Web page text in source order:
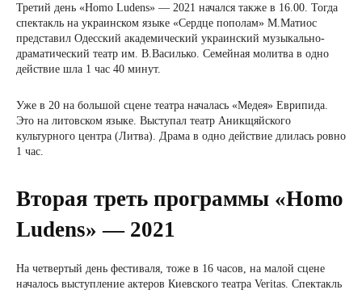
Третий день «Homo Ludens» — 2021 начался также в 16.00. Тогда
спектакль на украинском языке «Сердце пополам» М.Матиос
представил Одесский академический украинский музыкально-
драматический театр им. В.Василько. Семейная молитва в одно
действие шла 1 час 40 минут.
Уже в 20 на большой сцене театра началась «Медея» Еврипида.
Это на литовском языке. Выступал театр Аникщяйского
культурного центра (Литва). Драма в одно действие длилась ровно
1 час.
Вторая треть программы «Homo
Ludens» — 2021
На четвертый день фестиваля, тоже в 16 часов, на малой сцене
началось выступление актеров Киевского театра Veritas. Спектакль